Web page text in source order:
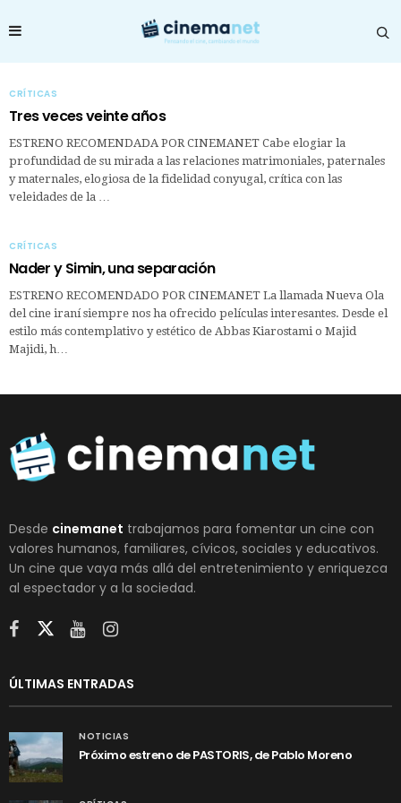
CRÍTICAS
Tres veces veinte años
ESTRENO RECOMENDADA POR CINEMANET Cabe elogiar la
profundidad de su mirada a las relaciones matrimoniales, paternales
y maternales, elogiosa de la fidelidad conyugal, crítica con las
veleidades de la …
CRÍTICAS
Nader y Simin, una separación
ESTRENO RECOMENDADO POR CINEMANET La llamada Nueva Ola
del cine iraní siempre nos ha ofrecido películas interesantes. Desde el
estilo más contemplativo y estético de Abbas Kiarostami o Majid
Majidi, h…
Desde cinemanet trabajamos para fomentar un cine con
valores humanos, familiares, cívicos, sociales y educativos.
Un cine que vaya más allá del entretenimiento y enriquezca
al espectador y a la sociedad.
ÚLTIMAS ENTRADAS
NOTICIAS
Próximo estreno de PASTORIS, de Pablo Moreno